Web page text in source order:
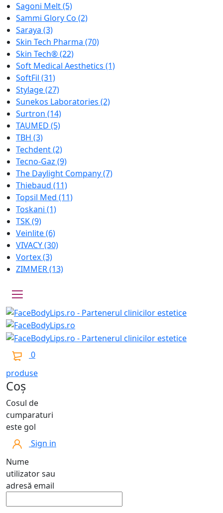
Sagoni Melt(5)
Sammi Glory Co (2)
Saraya (3)
Skin Tech Pharma (70)
Skin Tech®(22)
Soft Medical Aesthetics (1)
SoftFil (31)
Stylage(27)
Sunekos Laboratories (2)
Surtron (14)
TAUMED (5)
TBH (3)
Techdent(2)
Tecno-Gaz (9)
The Daylight Company(7)
Thiebaud (11)
Topsil Med (11)
Toskani (1)
TSK(9)
Veinlite(6)
VIVACY(30)
Vortex(3)
ZIMMER(13)
0
produse
Coș
Cosul de
cumparaturi
este gol
Sign in
Nume
utilizator sau
adresă email